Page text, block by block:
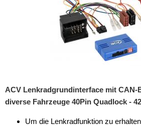
Lautsprecherringe
Lenkradadapter
Parkscheiben
ACV Lenkradgrundinterface mit CAN-
diverse Fahrzeuge 40Pin Quadlock -
Um die Lenkradfunktion zu